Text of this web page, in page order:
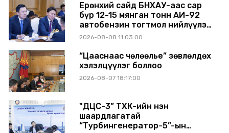
Ерөнхий сайд БНХАУ-аас сар
бүр 12-15 мянган тонн АИ-92
автобензин тогтмол нийлүүлэх
хүсэлт тавилаа
2026-08-08 11:03:00
“Цааснаас чөлөөлье” зөвлөлдөх
хэлэлцүүлэг боллоо
2026-08-07 18:17:00
"ДЦС-3” ТӨХК-ийн нэн
шаардлагатай
“Турбингенератор-5”-ын